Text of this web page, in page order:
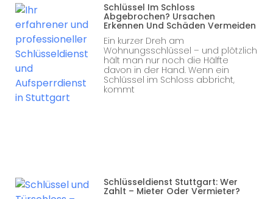
Schlüssel Im Schloss
Abgebrochen? Ursachen
Erkennen Und Schäden Vermeiden
Ein kurzer Dreh am
Wohnungsschlüssel – und plötzlich
hält man nur noch die Hälfte
davon in der Hand. Wenn ein
Schlüssel im Schloss abbricht,
kommt
Schlüsseldienst Stuttgart: Wer
Zahlt – Mieter Oder Vermieter?